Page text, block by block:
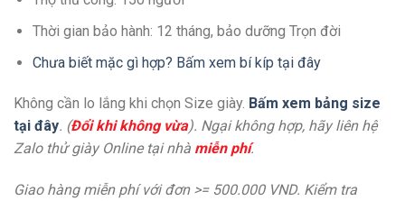
Thời gian bảo hành: 12 tháng, bảo dưỡng Trọn đời
Chưa biết mặc gì hợp? Bấm xem bí kíp tại đây
Không cần lo lắng khi chọn Size giày. Bấm xem bảng size
tại đây. (Đổi khi không vừa). Ngại không hợp, hãy liên hệ
Zalo thử giày Online tại nhà miễn phí.
Giao hàng miễn phí với đơn >= 500.000 VND. Kiểm tra